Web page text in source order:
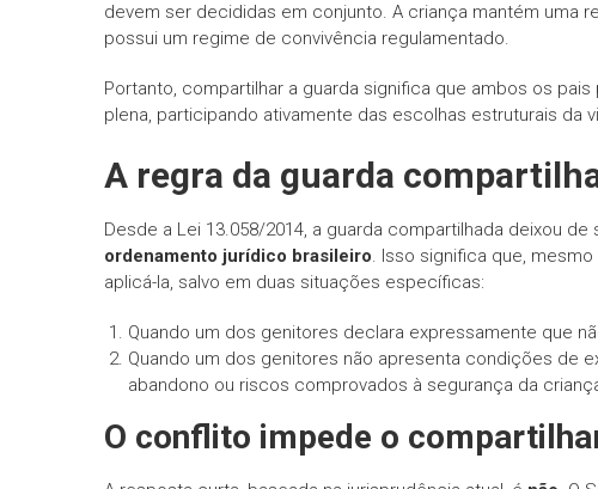
devem ser decididas em conjunto. A criança mantém uma
possui um regime de convivência regulamentado.
Portanto, compartilhar a guarda significa que ambos os pais
plena, participando ativamente das escolhas estruturais da
A regra da guarda
Desde a Lei 13.058/2014, a guarda compartilhada deixou
ordenamento jurídico brasileiro. Isso significa que,
aplicá-la, salvo em duas situações específicas:
Quando um dos genitores declara expressamente que
Quando um dos genitores não apresenta condições de
abandono ou riscos comprovados à segurança da
O conflito impede o